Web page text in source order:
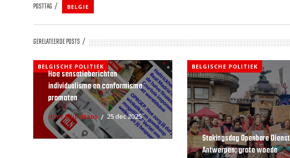
POSTTAG BELGIE
GERELATEERDE POSTS
BELGISCHE POLITIEK
Hoe sensatieberichten
individualisme en conformisme
promoten
door Filip Staes 25 dec 2025
BELGISCHE POLITIEK
Stakingsdag Openbare
Antwerpen: grote woede